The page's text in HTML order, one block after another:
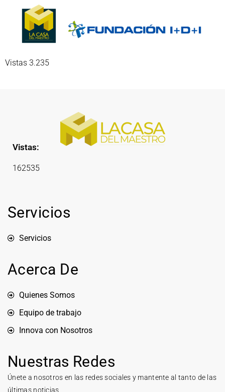
Vistas 3.235
Vistas:
162535
Servicios
Servicios
Acerca De
Quienes Somos
Equipo de trabajo
Innova con Nosotros
Nuestras Redes
Únete a nosotros en las redes sociales y mantente al tanto de las
últimas noticias.